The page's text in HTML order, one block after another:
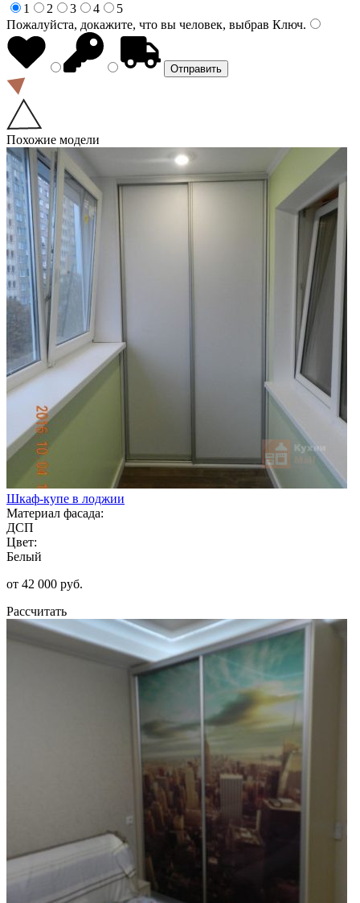
1
2 3 4
5
Пожалуйста, докажите, что вы человек, выбрав Ключ.
Похожие модели
Шкаф-купе в лоджии
Материал фасада:
ДСП
Цвет:
Белый
от 42 000 руб.
Рассчитать